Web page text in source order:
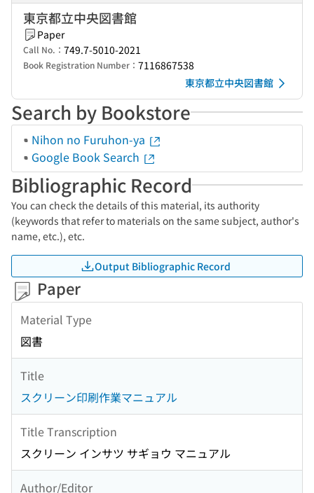
東京都立中央図書館
Paper
Call No.： 749.7-5010-2021
Book Registration Number： 7116867538
東京都立中央図書館
Search by Bookstore
Nihon no Furuhon-ya
Google Book Search
Bibliographic Record
You can check the details of this material, its authority
(keywords that refer to materials on the same subject, author's
name, etc.), etc.
Output Bibliographic Record
Paper
Material Type
図書
Title
スクリーン印刷作業マニュアル
Title Transcription
スクリーン インサツ サギョウ マニュアル
Author/Editor